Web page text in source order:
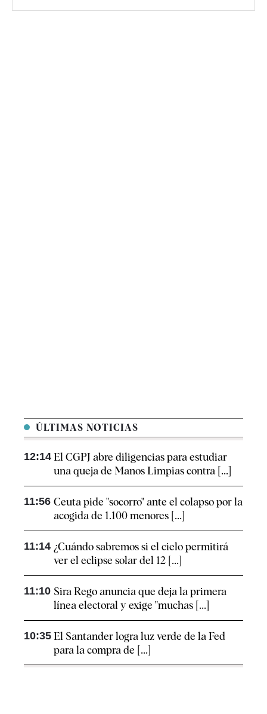
ÚLTIMAS NOTICIAS
12:14 El CGPJ abre diligencias para estudiar
una queja de Manos Limpias contra [...]
11:56 Ceuta pide "socorro" ante el colapso por la
acogida de 1.100 menores [...]
11:14 ¿Cuándo sabremos si el cielo permitirá
ver el eclipse solar del 12 [...]
11:10 Sira Rego anuncia que deja la primera
línea electoral y exige "muchas [...]
10:35 El Santander logra luz verde de la Fed
para la compra de [...]